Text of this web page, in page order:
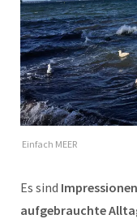
Einfach MEER
Es sind
aufgebrauchte